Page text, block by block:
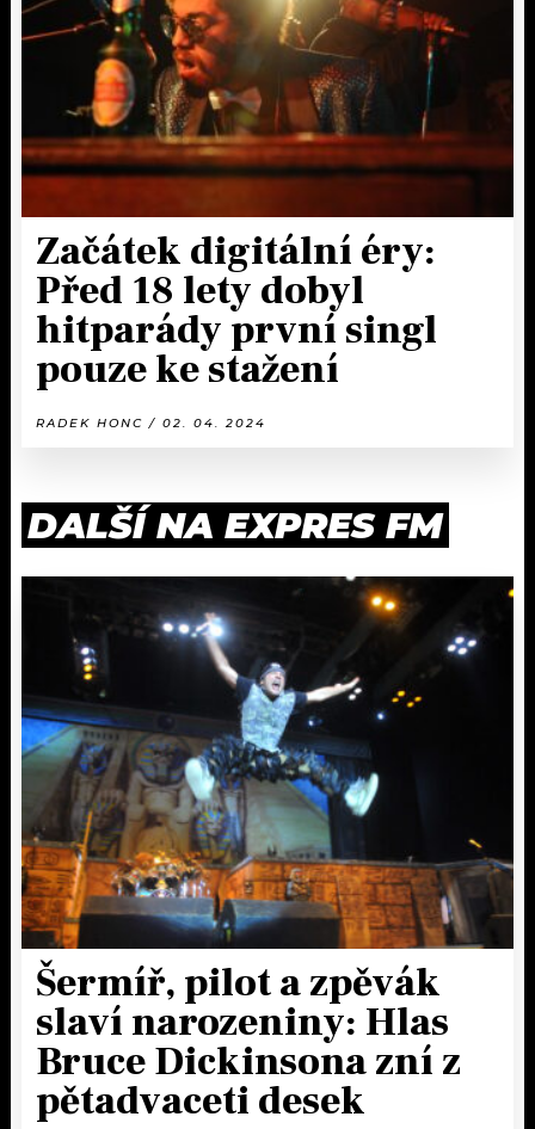
Začátek digitální éry:
Před 18 lety dobyl
hitparády první singl
pouze ke stažení
RADEK HONC / 02. 04. 2024
DALŠÍ NA EXPRES FM
Šermíř, pilot a zpěvák
slaví narozeniny: Hlas
Bruce Dickinsona zní z
pětadvaceti desek